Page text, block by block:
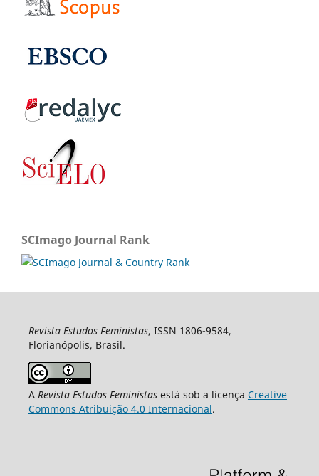
SCImago Journal Rank
Revista Estudos Feministas, ISSN 1806-9584,
Florianópolis, Brasil.
A Revista Estudos Feministasestá sob a licença Creative
Commons Atribuição 4.0 Internacional.